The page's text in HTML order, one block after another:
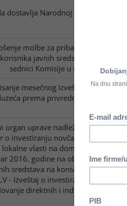
dostavlja Narodnoj skupštini
molbe za pribavljanje
javnih sredstava na
sednici Komisije u mesecu
mesečnog izveštaja o
prema privrednim
organ uprave nadležan za
o investiranju novčanih sredstava
vlasti na domaćem
2016. godine na obrascima:-
sredstava na konsolidovanom
- Izveštaj o investiranju sredstava
direktnih i indirektnih
lokalne vlasti